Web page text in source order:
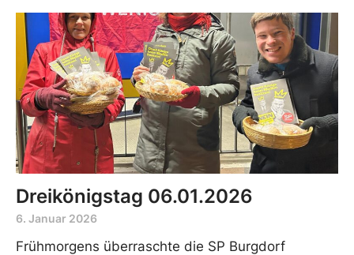
Dreikönigstag 06.01.2026
6. Januar 2026
Frühmorgens überraschte die SP Burgdorf